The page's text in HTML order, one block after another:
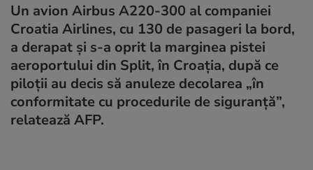
Un avion Airbus A220-300 al companiei
Croatia Airlines, cu 130 de pasageri la bord,
a derapat și s-a oprit la marginea pistei
aeroportului din Split, în Croația, după ce
piloții au decis să anuleze decolarea „în
conformitate cu procedurile de siguranță”,
relatează AFP.